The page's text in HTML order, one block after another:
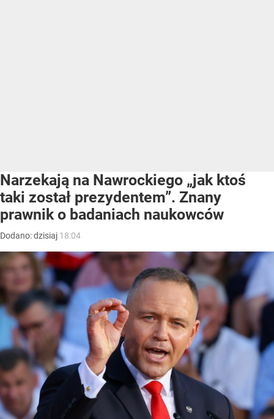
Narzekają na Nawrockiego „jak ktoś
taki został prezydentem”. Znany
prawnik o badaniach naukowców
Dodano:dzisiaj 18:04